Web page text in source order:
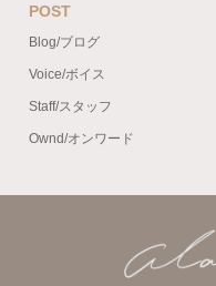
POST
Blog/ブログ
Voice/ボイス
Staff/スタッフ
Ownd/オンワード